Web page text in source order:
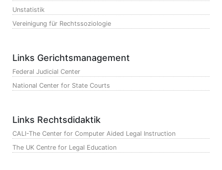
Unstatistik
Vereinigung für Rechtssoziologie
Links Gerichtsmanagement
Federal Judicial Center
National Center for State Courts
Links Rechtsdidaktik
CALI-The Center for Computer Aided Legal Instruction
The UK Centre for Legal Education